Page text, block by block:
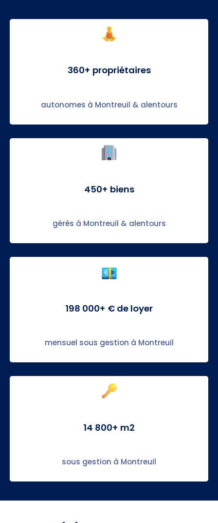
360+ propriétaires
autonomes à Montreuil & alentours
450+ biens
gérés à Montreuil & alentours
198 000+ € de loyer
mensuel sous gestion à Montreuil
14 800+ m2
sous gestion à Montreuil